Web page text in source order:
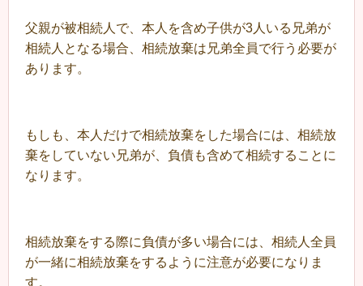
父親が被相続人で、本人を含め子供が3人いる兄弟が
相続人となる場合、相続放棄は兄弟全員で行う必要が
あります。
もしも、本人だけで相続放棄をした場合には、相続放
棄をしていない兄弟が、負債も含めて相続することに
なります。
相続放棄をする際に負債が多い場合には、相続人全員
が一緒に相続放棄をするように注意が必要になりま
す。